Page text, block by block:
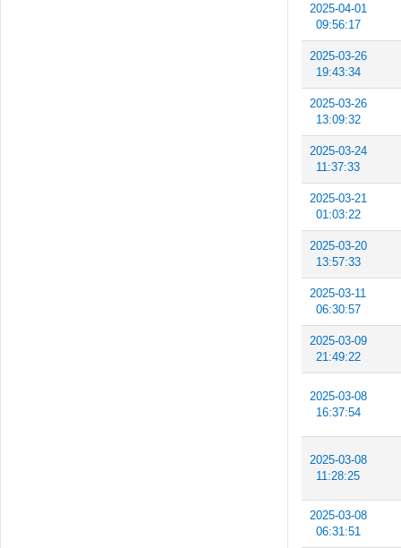
2025-04-01
09:56:17
2025-03-26
19:43:34
2025-03-26
13:09:32
2025-03-24
11:37:33
2025-03-21
01:03:22
2025-03-20
13:57:33
2025-03-11
06:30:57
2025-03-09
21:49:22
2025-03-08
16:37:54
2025-03-08
11:28:25
2025-03-08
06:31:51